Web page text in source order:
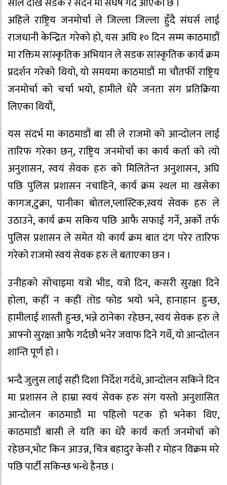
अहिले राष्ट्रिय जनमोर्चा ले जिल्ला जिल्ला हुँदै संघर्स लाई
राजधानी केन्द्रित गरेको हो, यस अघि १० दिन सम्म काठमाडौं
मा रक्तिम सांस्कृतिक अभियान ले सडक सांस्कृतिक कार्य क्रम
प्रदर्शन गरेको थियो, यो समयमा काठमाडौं मा चौतर्फी राष्ट्रिय
जनमोर्चा को चर्चा भयो, हामीले धेरै जनता संग प्रतिक्रिया
लिएका थियौं,
यस संदर्भ मा काठमाडौं बा सी ले राजमो को आन्दोलन लाई
तारिफ गरेका छन्, राष्ट्रिय जनमोर्चा का कार्य कर्ता को त्यो
अनुशासन, स्वयं सेवक हरु को मिलितेन्त अनुशासन, अघि
पछि पुलिस प्रशासन नचाहिने, कार्य क्रम स्थल मा खसेका
कागज,टुक्रा, पानीका बोतल,प्लास्टिक,स्वयं सेवक हरु ले
उठाउने, कार्य क्रम सकिय पछि आफै सफाई गर्ने, अर्को तर्फ
पुलिस प्रशासन ले समेत यो कार्य क्रम बात दंग परेर तारिफ
गरेको राजमो स्वयं सेवक हरु ले बताएका छन ।
उनीहको सोचाइमा यत्रो भीड, यत्रो दिन, कसरी सुरक्षा दिने
होला, कहीं न कहीं तोड फोड भयो भने, हानाहान हुन्छ,
हामीलाई शास्ती हुन्छ, भन्ने ठानेका रहेछन, स्वयं सेवक हरु ले
आफ्नो सुरक्षा आफै गर्दछौ भनेर जवाफ दिने गर्थे, यो आन्दोलन
शान्ति पूर्ण हो ।
भन्दै जुलुस लाई सही दिशा निर्देश गर्दथे, आन्दोलन सकिने दिन
मा प्रशासन ले हाम्रा स्वयं सेवक हरु संग यस्तो अनुशासित
आन्दोलन काठमाडौं मा पहिलो पटक हो भनेका थिए,
काठमाडौं बासी ले यति का धेरै कार्य कर्ता जनमोर्चा को
रहेछन,भोट किन आउन्न, चित्र बहादुर केसी र मोहन विक्रम मरे
पछि पार्टी सकिन्छ भन्थे हैनछ ।